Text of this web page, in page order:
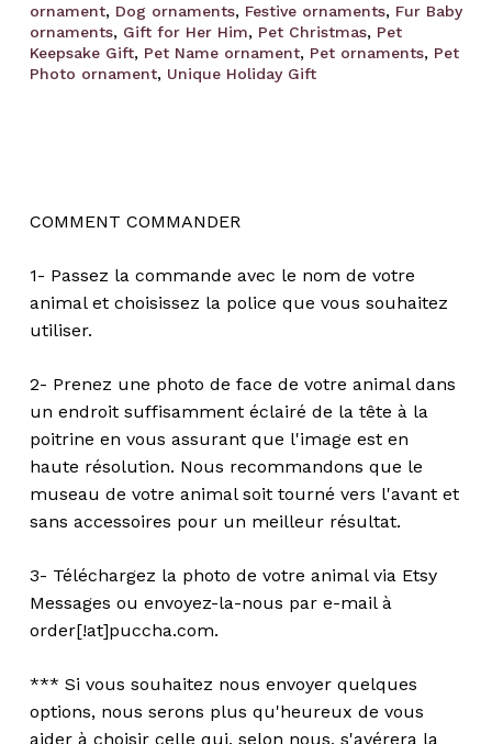
ornament, Dog ornaments, Festive ornaments, Fur Baby
ornaments, Gift for Her Him, Pet Christmas, Pet
Keepsake Gift, Pet Name ornament, Pet ornaments, Pet
Photo ornament, Unique Holiday Gift
COMMENT COMMANDER
1- Passez la commande avec le nom de votre
animal et choisissez la police que vous souhaitez
utiliser.
2- Prenez une photo de face de votre animal dans
un endroit suffisamment éclairé de la tête à la
poitrine en vous assurant que l'image est en
haute résolution. Nous recommandons que le
museau de votre animal soit tourné vers l'avant et
sans accessoires pour un meilleur résultat.
3- Téléchargez la photo de votre animal via Etsy
Messages ou envoyez-la-nous par e-mail à
order[!at]puccha.com.
*** Si vous souhaitez nous envoyer quelques
options, nous serons plus qu'heureux de vous
aider à choisir celle qui, selon nous, s'avérera la